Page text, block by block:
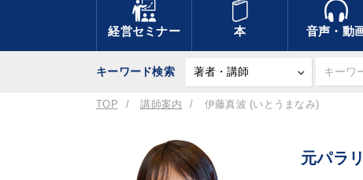
経営セミナー 本 音声・動
キーワード検索
TOP 講師案内 伊藤真波 (いとうまなみ)
元パラ